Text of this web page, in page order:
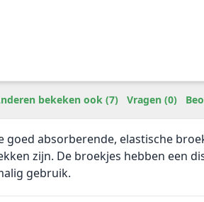
bekeken ook (7) Vragen (0)
goed absorberende, elastische
zijn. De broekjes hebben een
gebruik.